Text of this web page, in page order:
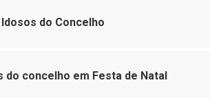
do Concelho
do concelho em Festa de Natal